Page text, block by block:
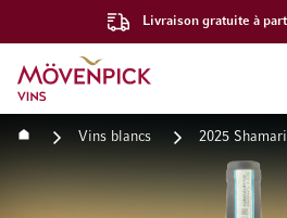
Livraison gratuite à
Aller à la page d'accueil
Accueil Vins blancs 2025
Passer à la fin